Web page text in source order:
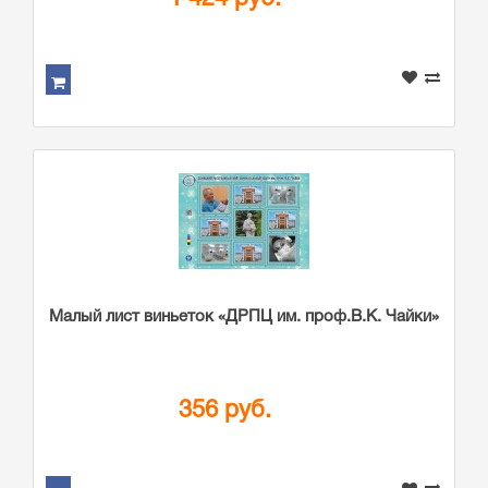
Малый лист виньеток «ДРПЦ им. проф.В.К. Чайки»
356 руб.